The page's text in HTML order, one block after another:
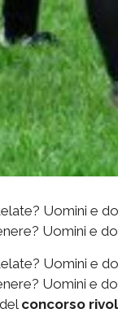
Uomini e
Uomini e
Uomini e
Uomini e
concorso